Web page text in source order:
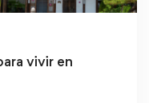
vivir en